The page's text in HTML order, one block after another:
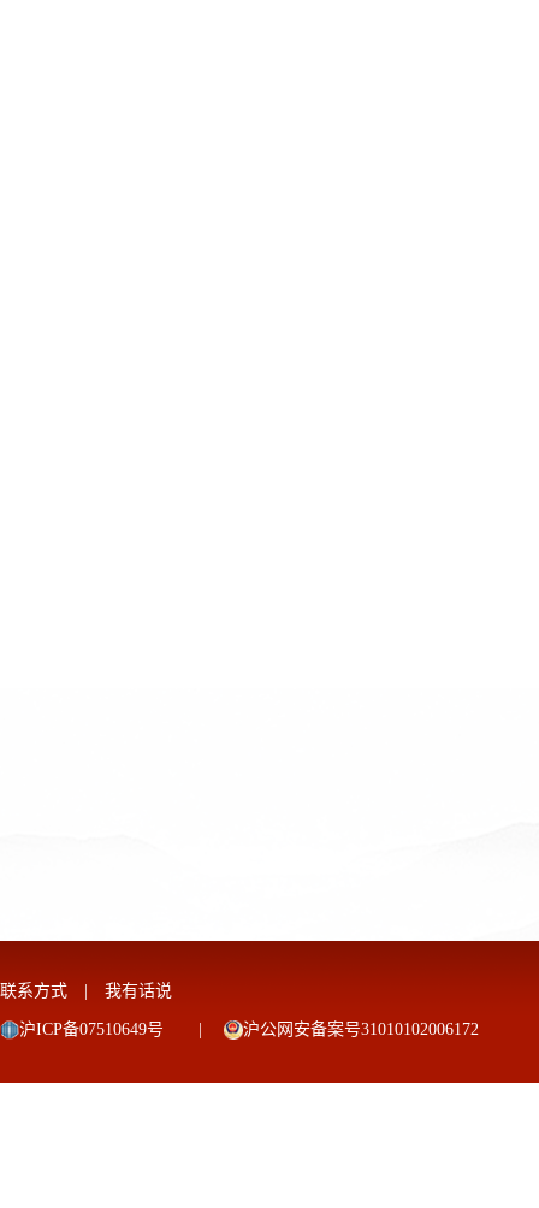
联系方式 我有话说
沪ICP备07510649号 沪公网安备案号31010102006172